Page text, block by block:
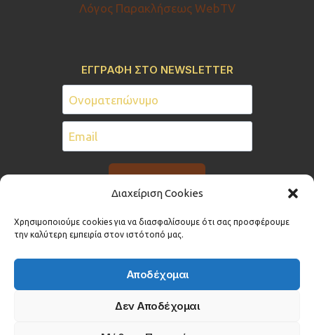
Διαχείριση Cookies
Χρησιμοποιούμε cookies για να διασφαλίσουμε ότι σας προσφέρουμε
την καλύτερη εμπειρία στον ιστότοπό μας.
Αποδέχομαι
Δεν Αποδέχομαι
Λόγος Παρακλήσεως WebTV
ΕΓΓΡΑΦΗ ΣΤΟ NEWSLETTER
Δράσης "Ο Μέγας Βασίλειος"